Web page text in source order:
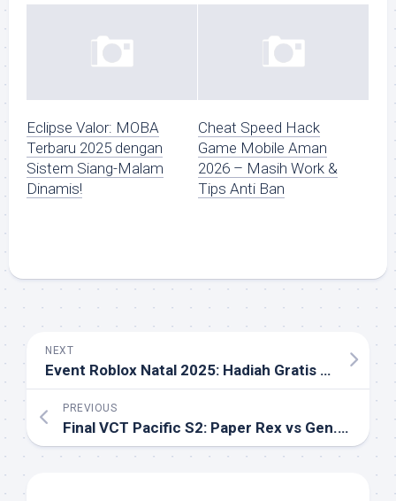
Eclipse Valor: MOBA
Terbaru 2025 dengan
Sistem Siang-Malam
Dinamis!
Cheat Speed Hack
Game Mobile Aman
2026 – Masih Work &
Tips Anti Ban
NEXT
Event Roblox Natal 2025: Hadiah Gratis dan Cara Ikut
PREVIOUS
Final VCT Pacific S2: Paper Rex vs Gen.G Bo5 Epik!